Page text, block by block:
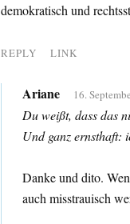
demokratisch und
REPLY LINK
Ariane 16.
Du weißt, dass das
Und ganz ernsthaft:
Danke und dito.
auch misstrauisch